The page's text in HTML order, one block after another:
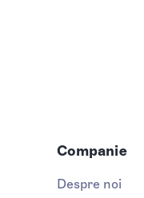
Companie
Despre noi